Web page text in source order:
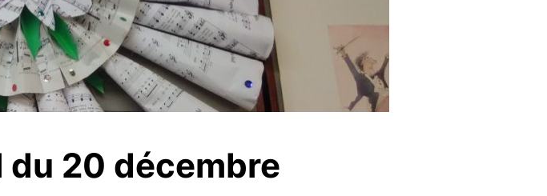
20 décembre